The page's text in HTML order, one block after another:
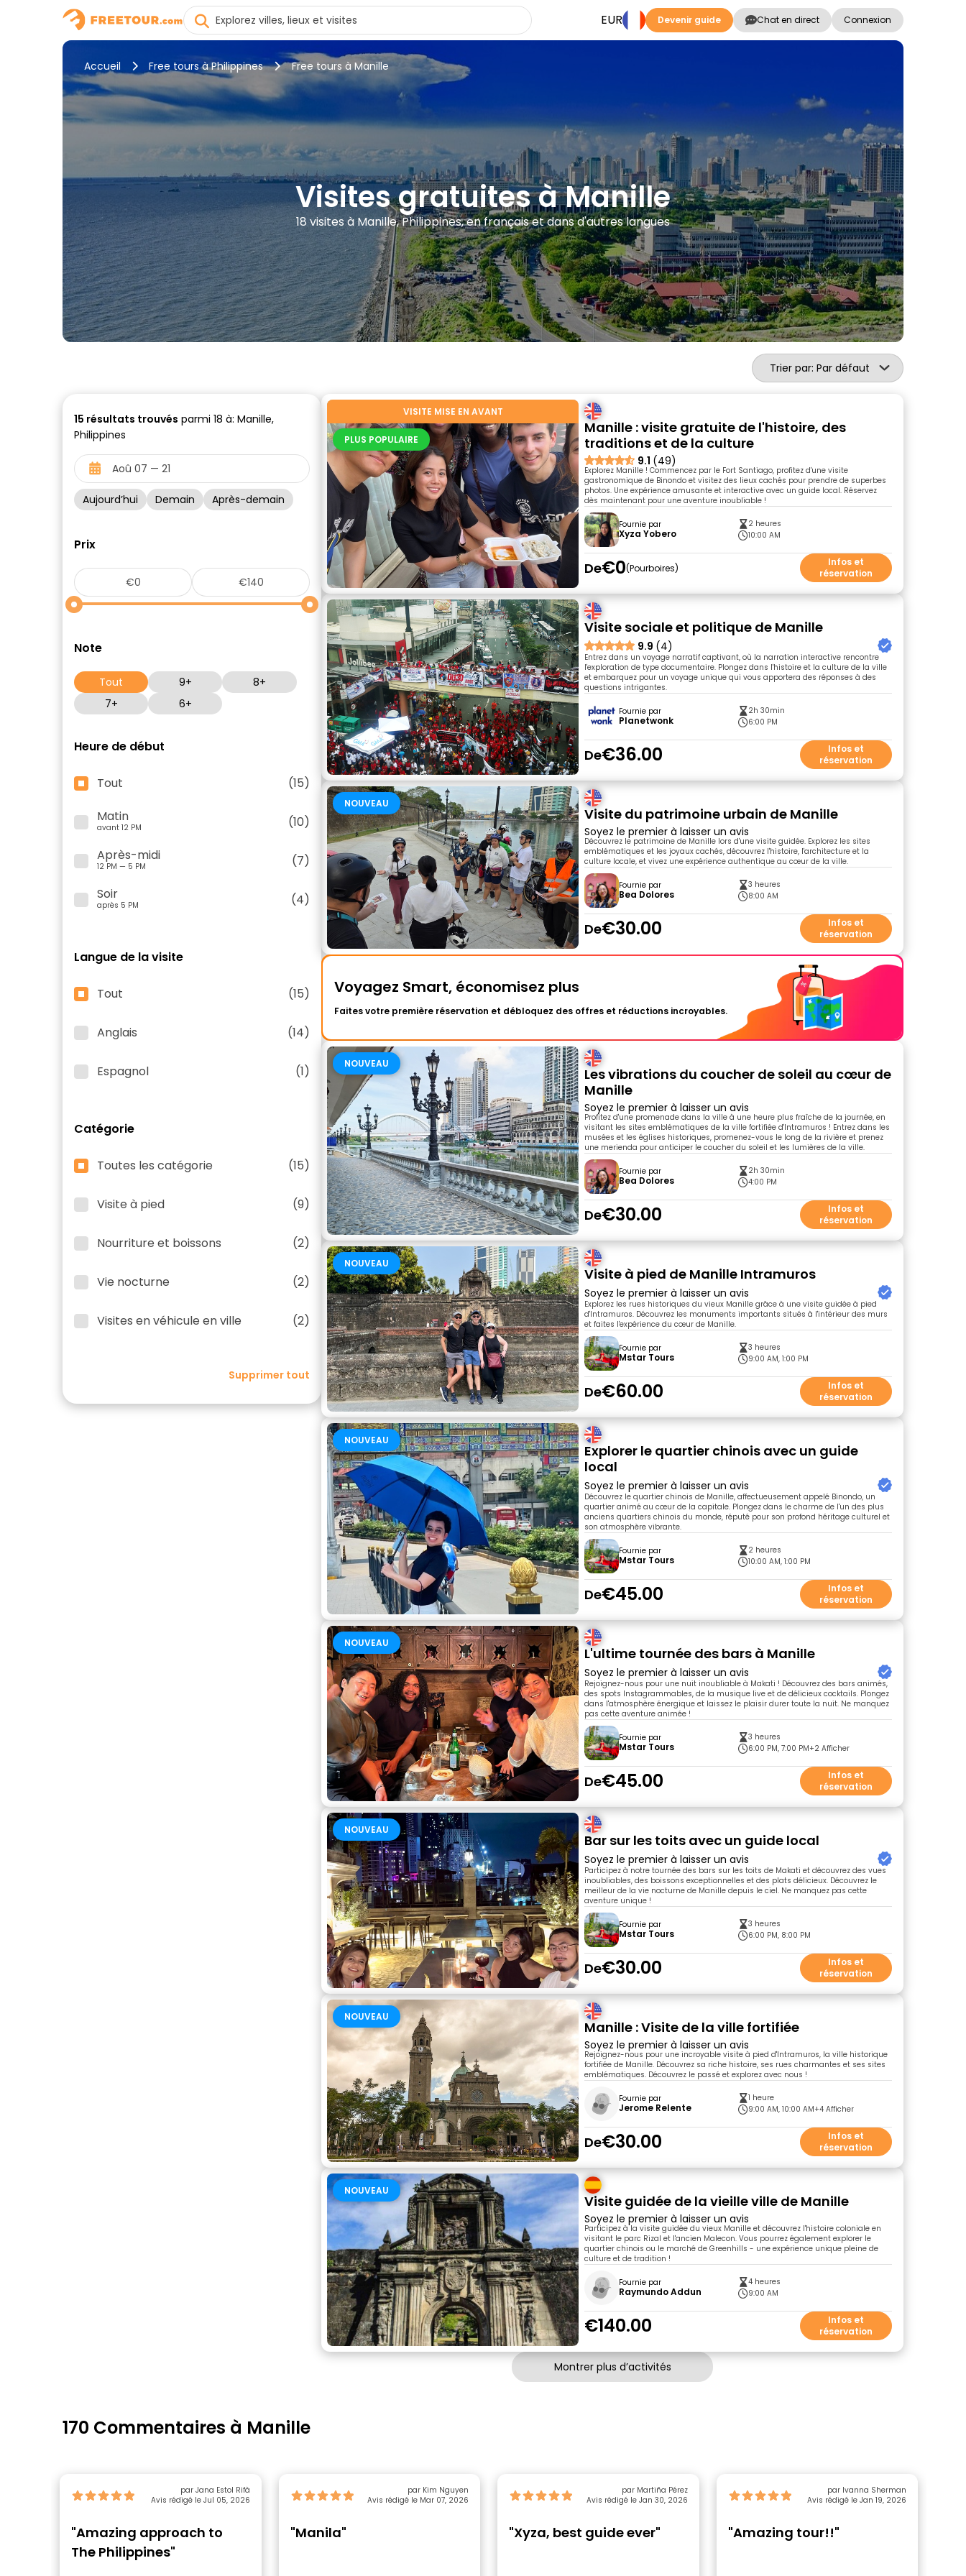
EUR Devenir guide Chat en direct Connexion
Accueil Free tours à Philippines Free tours à Manille
Visites gratuites à Manille
18 visites à Manille, Philippines, en français et dans d'autres langues
Trier par: Par défaut
15 résultats trouvés parmi 18 à: Manille,
Philippines
Aujourd’hui Demain Après-demain
Prix
Note
Tout 9+
8+
7+
6+
Heure de début
Tout
(15)
Matin
avant 12 PM
(10)
Après-midi
12 PM — 5 PM
(7)
Soir
après 5 PM (4)
Langue de la visite
Tout (15)
Anglais (14)
Espagnol (1)
Catégorie
Toutes les catégorie (15)
Visite à pied (9)
Nourriture et boissons (2)
Vie nocturne (2)
Visites en véhicule en ville (2)
Supprimer tout
VISITE MISE EN AVANT
PLUS POPULAIRE
Manille : visite gratuite de l'histoire, des
traditions et de la culture
9.1 (49)
Explorez Manille ! Commencez par le Fort Santiago, profitez d'une visite
gastronomique de Binondo et visitez des lieux cachés pour prendre de superbes
photos. Une expérience amusante et interactive avec un guide local. Réservez
dès maintenant pour une aventure inoubliable !
Fournie par
Xyza Yobero
2 heures
10:00 AM
De€0 Pourboires
Infos et
réservation
Visite sociale et politique de Manille
9.9 (4)
Entrez dans un voyage narratif captivant, où la narration interactive rencontre
l'exploration de type documentaire. Plongez dans l'histoire et la culture de la ville
et embarquez pour un voyage unique qui vous apportera des réponses à des
questions intrigantes.
Fournie par
Planetwonk
2h 30min
6:00 PM
De€36.00
Infos et
réservation
NOUVEAU
Visite du patrimoine urbain de Manille
Soyez le premier à laisser un avis
Découvrez le patrimoine de Manille lors d'une visite guidée. Explorez les sites
emblématiques et les joyaux cachés, découvrez l'histoire, l'architecture et la
culture locale, et vivez une expérience authentique au cœur de la ville.
Fournie par
Bea Dolores
3 heures
8:00 AM
De€30.00
Infos et
réservation
Voyagez Smart, économisez plus
Faites votre première réservation et débloquez des offres et réductions incroyables.
NOUVEAU
Les vibrations du coucher de soleil au cœur de
Manille
Soyez le premier à laisser un avis
Profitez d'une promenade dans la ville à une heure plus fraîche de la journée, en
visitant les sites emblématiques de la ville fortifiée d'Intramuros ! Entrez dans les
musées et les églises historiques, promenez-vous le long de la rivière et prenez
une merienda pour anticiper le coucher du soleil et les lumières de la ville.
Fournie par
Bea Dolores
2h 30min
4:00 PM
De€30.00
Infos et
réservation
NOUVEAU
Visite à pied de Manille Intramuros
Soyez le premier à laisser un avis
Explorez les rues historiques du vieux Manille grâce à une visite guidée à pied
d'Intramuros. Découvrez les monuments importants situés à l'intérieur des murs
et faites l'expérience du cœur de Manille.
Fournie par
Mstar Tours
3 heures
9:00 AM, 1:00 PM
De€60.00
Infos et
réservation
NOUVEAU
Explorer le quartier chinois avec un guide
local
Soyez le premier à laisser un avis
Découvrez le quartier chinois de Manille, affectueusement appelé Binondo, un
quartier animé au cœur de la capitale. Plongez dans le charme de l'un des plus
anciens quartiers chinois du monde, réputé pour son profond héritage culturel et
son atmosphère vibrante.
Fournie par
Mstar Tours
2 heures
10:00 AM, 1:00 PM
De€45.00
Infos et
réservation
NOUVEAU
L'ultime tournée des bars à Manille
Soyez le premier à laisser un avis
Rejoignez-nous pour une nuit inoubliable à Makati ! Découvrez des bars animés,
des spots Instagrammables, de la musique live et de délicieux cocktails. Plongez
dans l'atmosphère énergique et laissez le plaisir durer toute la nuit. Ne manquez
pas cette aventure animée !
Fournie par
Mstar Tours
3 heures
6:00 PM, 7:00 PM+2 Afficher
De€45.00
Infos et
réservation
NOUVEAU
Bar sur les toits avec un guide local
Soyez le premier à laisser un avis
Participez à notre tournée des bars sur les toits de Makati et découvrez des vues
inoubliables, des boissons exceptionnelles et des plats délicieux. Découvrez le
meilleur de la vie nocturne de Manille depuis le ciel. Ne manquez pas cette
aventure unique !
Fournie par
Mstar Tours
3 heures
6:00 PM, 8:00 PM
De€30.00
Infos et
réservation
NOUVEAU
Manille : Visite de la ville fortifiée
Soyez le premier à laisser un avis
Rejoignez-nous pour une incroyable visite à pied d'Intramuros, la ville historique
fortifiée de Manille. Découvrez sa riche histoire, ses rues charmantes et ses sites
emblématiques. Découvrez le passé et explorez avec nous !
Fournie par
Jerome Relente
1 heure
9:00 AM, 10:00 AM+4 Afficher
De€30.00
Infos et
réservation
NOUVEAU
Visite guidée de la vieille ville de Manille
Soyez le premier à laisser un avis
Participez à la visite guidée du vieux Manille et découvrez l'histoire coloniale en
visitant le parc Rizal et l'ancien Malecon. Vous pourrez également explorer le
quartier chinois ou le marché de Greenhills - une expérience unique pleine de
culture et de tradition !
Fournie par
Raymundo Addun
4 heures
9:00 AM
€140.00
Infos et
réservation
Montrer plus d’activités
170 Commentaires à Manille
par Jana Estol Rifà
Avis rédigé le Jul 05, 2026
"Amazing approach to
The Philippines"
par Kim Nguyen
Avis rédigé le Mar 07, 2026
"Manila"
par Martiña Pérez
Avis rédigé le Jan 30, 2026
"Xyza, best guide ever"
par Ivanna Sherman
Avis rédigé le Jan 19, 2026
"Amazing tour!!"